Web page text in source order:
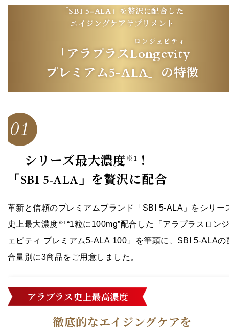
「SBI 5-ALA」を贅沢に配合した
エイジングケアサプリメント
「アラプラスLongevity
ロンジェビティ
プレミアム5-ALA」の特徴
01
シリーズ最大濃度※1 ！
「SBI 5-ALA」 を贅沢に配合
革新と信頼のプレミアムブランド「SBI 5-ALA」をシリー
史上最大濃度※1 “1粒に100mg”配合した「アラプラスロン
ェビティ プレミアム5-ALA 100」を筆頭に、SBI 5-ALAの
合量別に3商品をご用意しました。
アラプラス史上最高濃度
徹底的なエイジングケアを